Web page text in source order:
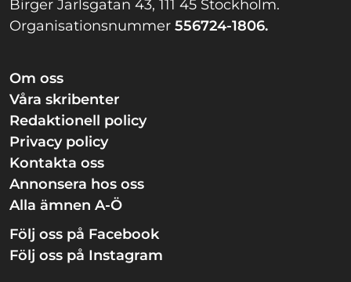
Birger Jarlsgatan 43, 111 45 Stockholm.
Organisationsnummer 556724-1806.
Om oss
Våra skribenter
Redaktionell policy
Privacy policy
Kontakta oss
Annonsera hos oss
Alla ämnen A-Ö
Följ oss på Facebook
Följ oss på Instagram